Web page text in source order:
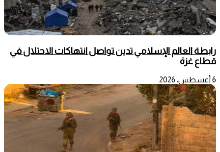
رابطة العالم الإسلامي تدين تواصل انتهاكات الاحتلال في
قطاع غزة
6 أغسطس، 2026